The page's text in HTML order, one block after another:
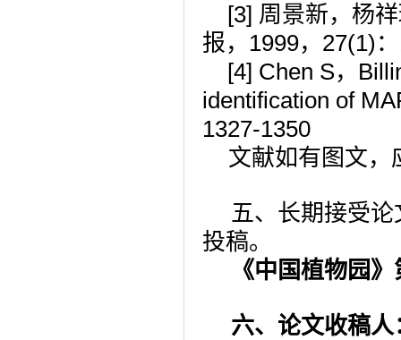
[3] 周景新，杨
报， 1999， 27(1) ：
[4] Chen S，
identification of
1327-1350
文献如有图文，
五、长期接受
投稿。
《中国植物园》
六、论文收稿